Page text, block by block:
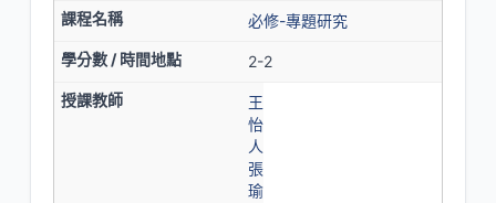
必修-專題研究
2-2
王
怡
人
張
瑜